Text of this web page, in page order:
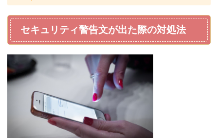
セキュリティ警告文が出た際の対処法